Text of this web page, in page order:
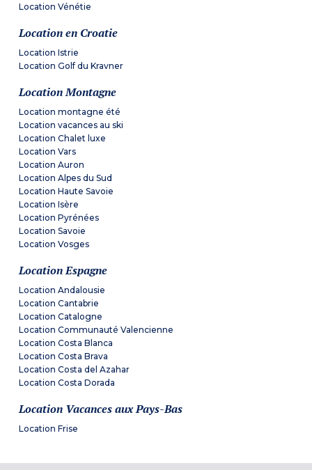
Location Vénétie
Location en Croatie
Location Istrie
Location Golf du Kravner
Location Montagne
Location montagne été
Location vacances au ski
Location Chalet luxe
Location Vars
Location Auron
Location Alpes du Sud
Location Haute Savoie
Location Isère
Location Pyrénées
Location Savoie
Location Vosges
Location Espagne
Location Andalousie
Location Cantabrie
Location Catalogne
Location Communauté Valencienne
Location Costa Blanca
Location Costa Brava
Location Costa del Azahar
Location Costa Dorada
Location Vacances aux Pays-Bas
Location Frise